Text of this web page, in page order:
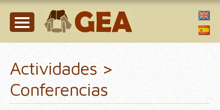
Actividades >
Conferencias